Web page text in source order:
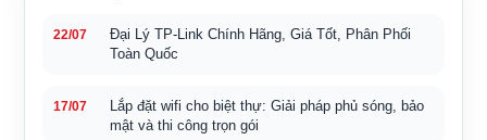
22/07
Đại Lý TP-Link Chính Hãng, Giá Tốt, Phân Phối
Toàn Quốc
17/07
Lắp đặt wifi cho biệt thự: Giải pháp phủ sóng, bảo
mật và thi công trọn gói